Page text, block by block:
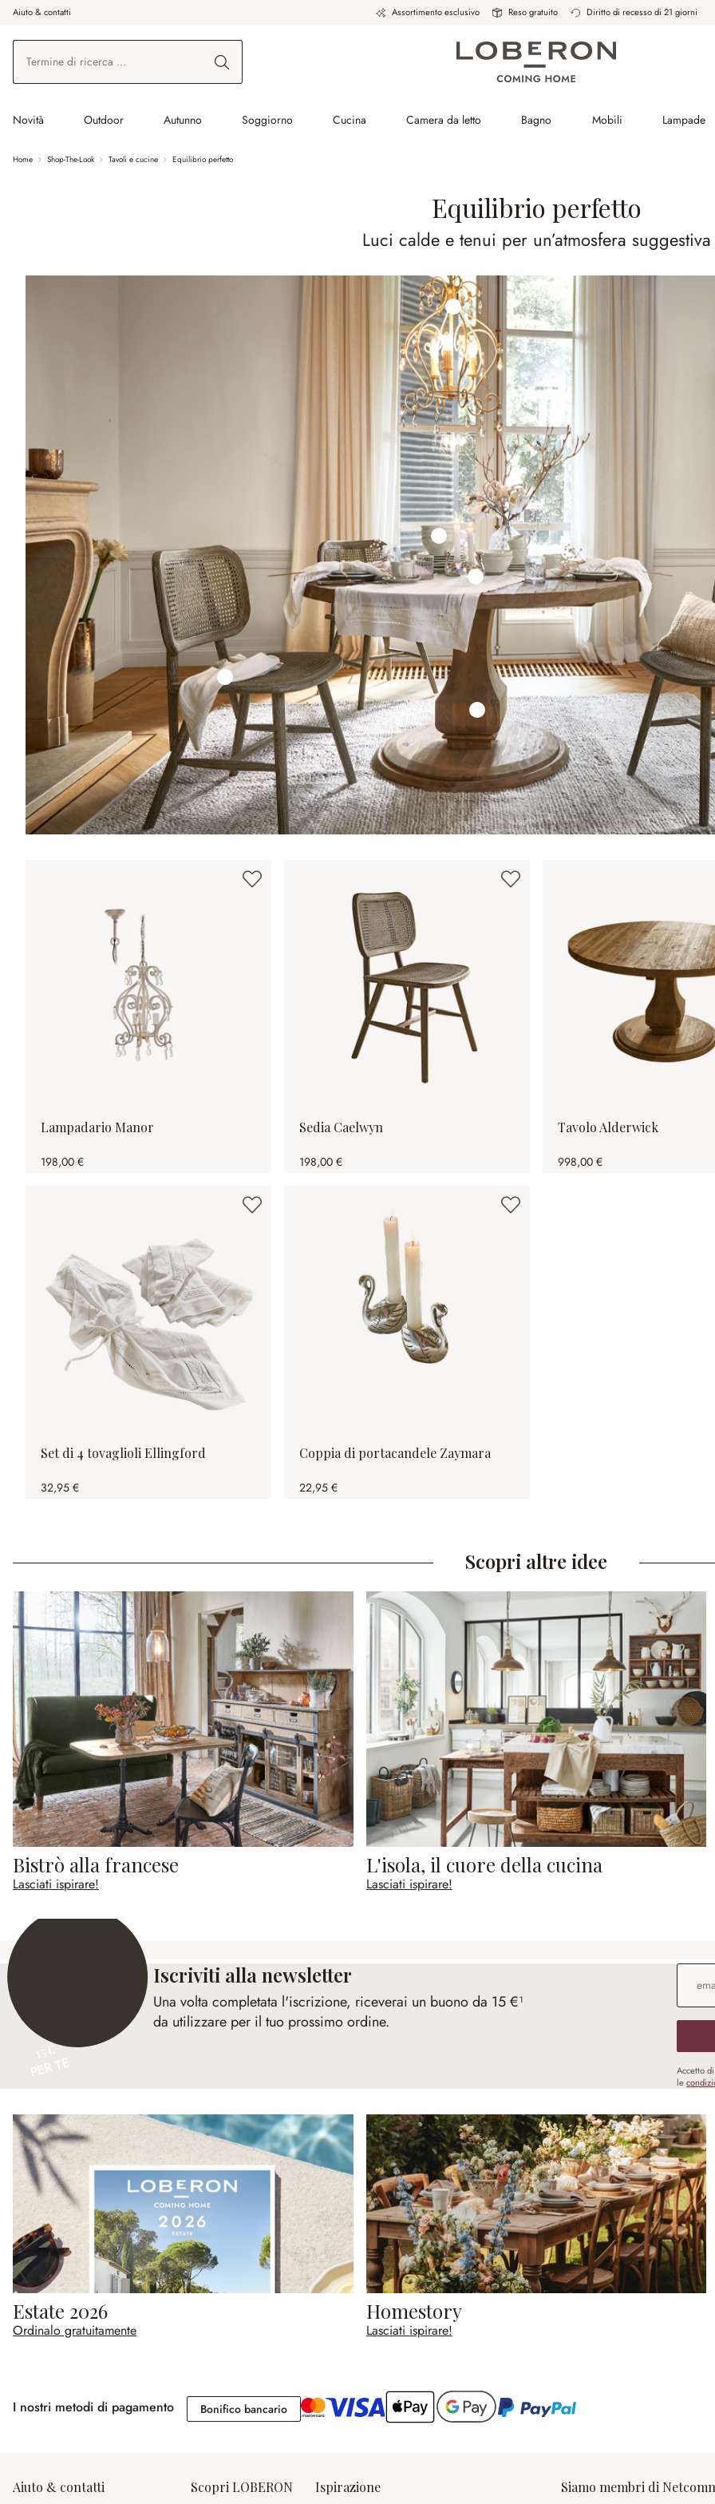
al contenuto principale
Vai alla ricerca
Vai alla navigazione principale
Aiuto & contatti Assortimento esclusivo Reso gratuito Diritto di recesso di 21 giorni
Novità Outdoor Autunno Soggiorno Cucina Camera da letto Bagno Mobili Lampade
Home Shop-The-Look Tavoli e cucine Equilibrio perfetto
Equilibrio perfetto
Luci calde e tenui per un’atmosfera suggestiva
Lampadario Manor
198,00 €
Sedia Caelwyn
198,00 €
Tavolo Alderwick
998,00 €
Set di 4 tovaglioli Ellingford
32,95 €
Coppia di portacandele Zaymara
22,95 €
Scopri altre idee
Bistrò alla francese
Lasciati ispirare!
L'isola, il cuore della cucina
Lasciati ispirare!
15 €
Iscriviti alla newsletter
Una volta completata l'iscrizione, riceverai un buono da 15 €¹
da utilizzare per il tuo prossimo ordine.
Accetto
le
Estate 2026
Ordinalo gratuitamente
Homestory
Lasciati ispirare!
I nostri metodi di pagamento Bonifico bancarioBonifico bancario
Aiuto & contatti Scopri LOBERON Ispirazione Siamo membri di